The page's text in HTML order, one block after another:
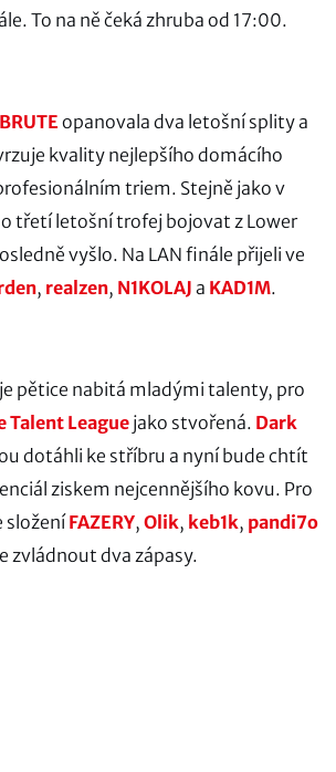
To na ně čeká zhruba od 17:00.
BRUTEopanovala dva letošní splity a
kvality nejlepšího domácího
triem. Stejně jako v
třetí letošní trofej bojovat z Lower
vyšlo. Na LAN finále přijeli ve
, realzen, N1KOLAJ a KAD1M.
pětice nabitá mladými talenty, pro
Talent League jako stvořená. Dark
dotáhli ke stříbru a nyní bude chtít
ziskem nejcennějšího kovu. Pro
složení FAZERY, Olik, keb1k, pandi7o
zvládnout dva zápasy.